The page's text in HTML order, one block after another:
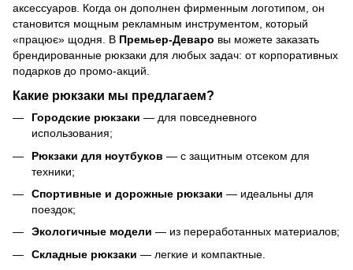
аксессуаров. Когда он дополнен фирменным логотипом, он
становится мощным рекламным инструментом, который
«працює» щодня. В Премьер-Деваро вы можете заказать
брендированные рюкзаки для любых задач: от корпоративных
подарков до промо-акций.
Какие рюкзаки мы предлагаем?
Городские рюкзаки — для повседневного
использования;
Рюкзаки для ноутбуков — с защитным отсеком для
техники;
Спортивные и дорожные рюкзаки — идеальны для
поездок;
Экологичные модели — из переработанных материалов;
Складные рюкзаки — легкие и компактные.